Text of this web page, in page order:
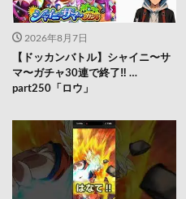
2026年8月7日
【ドッカンバトル】シャイニ〜サ
マ〜ガチャ30連で終了‼︎ …
part250「ロウ」